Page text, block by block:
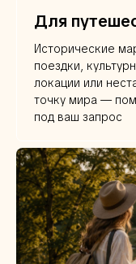
Для
Исторические
поездки,
локации или
точку мира —
под ваш запрос